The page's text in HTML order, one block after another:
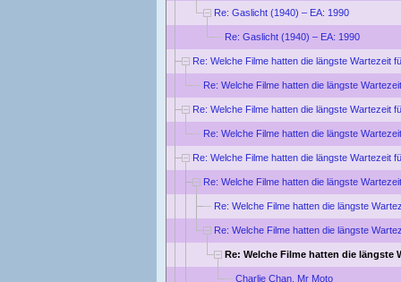
Re: Gaslicht (1940) – EA: 1990
Re: Gaslicht (1940) – EA: 1990
Re: Welche Filme hatten die längste Wartezeit
Re: Welche Filme hatten die längste
Re: Welche Filme hatten die längste Wartezeit
Re: Welche Filme hatten die längste
Re: Welche Filme hatten die längste Wartezeit
Re: Welche Filme hatten die längste
Re: Welche Filme hatten die längste
Re: Welche Filme hatten die längste
Re: Welche Filme hatten die längste
Charlie Chan, Mr Moto